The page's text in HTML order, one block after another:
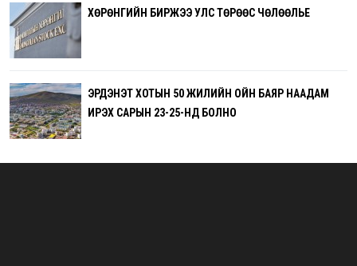
ХӨРӨНГИЙН БИРЖЭЭ УЛС ТӨРӨӨС ЧӨЛӨӨЛЬЕ
ЭРДЭНЭТ ХОТЫН 50 ЖИЛИЙН ОЙН БАЯР НААДАМ
ИРЭХ САРЫН 23-25-НД БОЛНО